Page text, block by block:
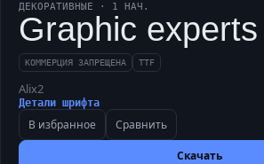
ДЕКОРАТИВНЫЕ · 1 НАЧ.
Graphic
КОММЕРЦИЯ ЗАПРЕЩЕНА TTF
Alix2
Детали шрифта
В избранное Сравнить
Скачать